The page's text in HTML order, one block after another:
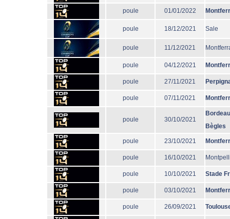
poule 01/01/2022
poule 18/12/2021 Sale
poule 11/12/2021
poule 04/12/2021
poule 27/11/2021
poule 07/11/2021
poule 30/10/2021
Bègles
poule 23/10/2021
poule 16/10/2021
poule 10/10/2021 Stade
poule 03/10/2021
poule 26/09/2021